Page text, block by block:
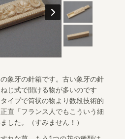
象牙の針箱です。古い象牙の針
じ式で開ける物が多いのです
イプで筒状の物より数段技術的
直「フランス人でもこういう細
した。（すみません！）